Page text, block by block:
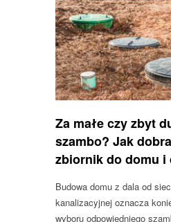
Za małe czy zbyt
szambo? Jak
zbiornik do domu i
Budowa domu z dala od
kanalizacyjnej oznacza
wyboru odpowiedniego